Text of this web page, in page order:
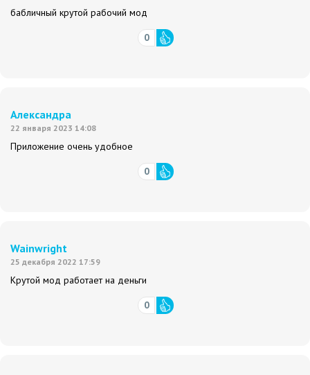
бабличный крутой рабочий мод
0
Александра
22 января 2023 14:08
Приложение очень удобное
0
Wainwright
25 декабря 2022 17:59
Крутой мод работает на деньги
0